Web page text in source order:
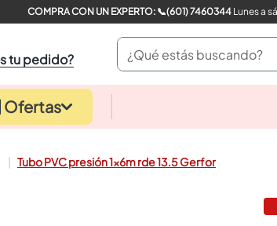
COMPRA CON UN EXPERTO: 📞(601) 7460344Lunes a
tu pedido?
¿Qué estás buscando?
Ofertas
Tubo PVC presión 1x6m rde 13.5 Gerfor
closet
sanitarios